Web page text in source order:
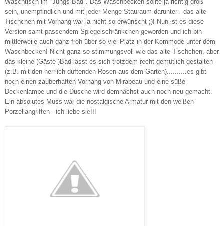
Waschtisch im "Jungs-Bad". Das Waschbecken sollte ja richtig groß
sein, unempfindlich und mit jeder Menge Stauraum darunter - das alte
Tischchen mit Vorhang war ja nicht so erwünscht ;)! Nun ist es diese
Version samt passendem Spiegelschränkchen geworden und ich bin
mittlerweile auch ganz froh über so viel Platz in der Kommode unter dem
Waschbecken! Nicht ganz so stimmungsvoll wie das alte Tischchen, aber
das kleine (Gäste-)Bad lässt es sich trotzdem recht gemütlich gestalten
(z.B. mit den herrlich duftenden Rosen aus dem Garten)..........es gibt
noch einen zauberhaften Vorhang von Mirabeau und eine süße
Deckenlampe und die Dusche wird demnächst auch noch neu gemacht.
Ein absolutes Muss war die nostalgische Armatur mit den weißen
Porzellangriffen - ich liebe sie!!!